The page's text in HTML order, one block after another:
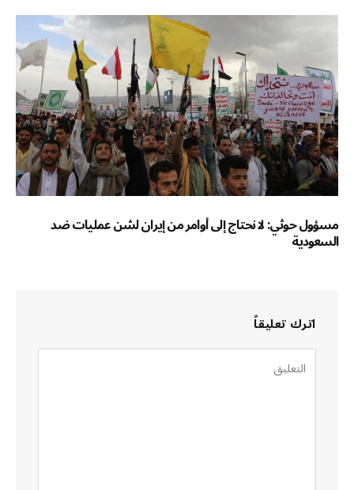
مسؤول حوثي: لا نحتاج إلى أوامر من إيران لشن عمليات ضد
السعودية
اترك تعليقاً